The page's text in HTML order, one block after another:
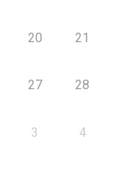
20 21
27 28
3 4